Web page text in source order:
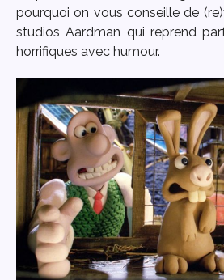
pourquoi on vous conseille de
studios Aardman qui reprend
horrifiques avec humour.